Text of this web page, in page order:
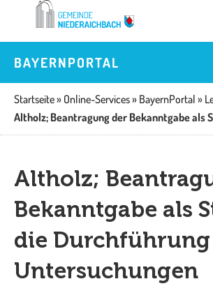
springen
BAYERNPORTAL
Startseite» Online-Services» BayernPortal »
Altholz;
Bekanntgabe als
die
Untersuchungen